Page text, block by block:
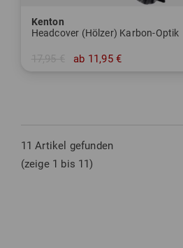
Kenton
Headcover (Hölzer) Karbon-Optik
17,95 € ab 11,95 €
11 Artikel gefunden
(zeige 1 bis 11)